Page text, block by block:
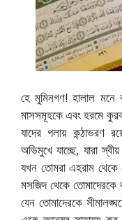
হে মুমিনগণ! হালাল মনে
মাসসমূহকে এবং হরমে
যাদের গলায় কন্ঠাভরণ
অভিমুখে যাচ্ছে, যারা
যখন তোমরা এহরাম
মসজিদ থেকে
যেন তোমাদেরকে